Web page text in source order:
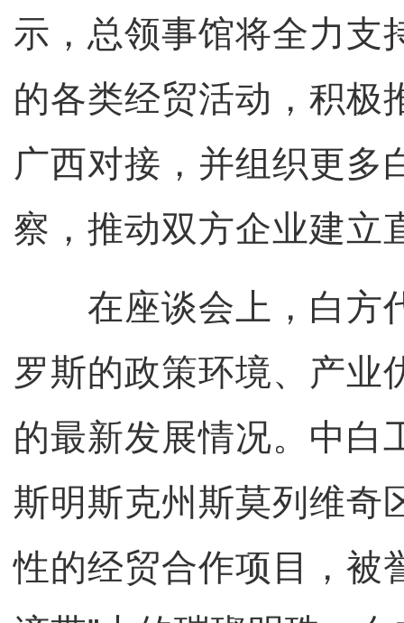
示，总领事馆将全力支
的各类经贸活动，积极
广西对接，并组织更多
察，推动双方企业建立
在座谈会上，白方
罗斯的政策环境、产业
的最新发展情况。中白
斯明斯克州斯莫列维奇
性的经贸合作项目，被